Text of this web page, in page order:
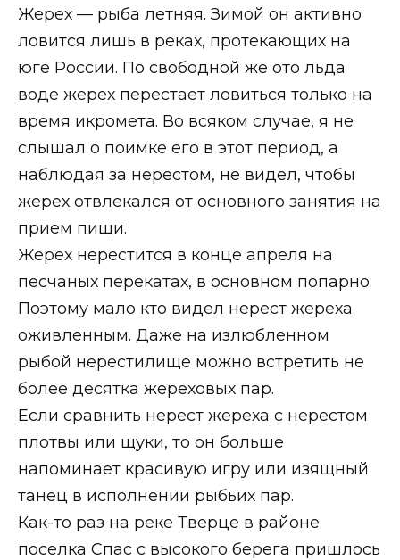
Жерех — рыба летняя. Зимой он активно
ловится лишь в реках, протекающих на
юге России. По свободной же ото льда
воде жерех перестает ловиться только на
время икромета. Во всяком случае, я не
слышал о поимке его в этот период, а
наблюдая за нерестом, не видел, чтобы
жерех отвлекался от основного занятия на
прием пищи.
Жерех нерестится в конце апреля на
песчаных перекатах, в основном попарно.
Поэтому мало кто видел нерест жереха
оживленным. Даже на излюбленном
рыбой нерестилище можно встретить не
более десятка жереховых пар.
Если сравнить нерест жереха с нерестом
плотвы или щуки, то он больше
напоминает красивую игру или изящный
танец в исполнении рыбьих пар.
Как-то раз на реке Тверце в районе
поселка Спас с высокого берега пришлось